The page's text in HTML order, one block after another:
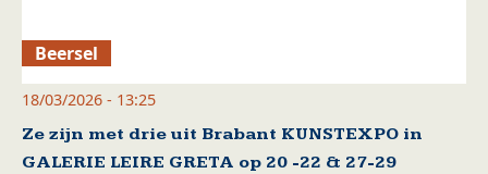
Beersel
18/03/2026 - 13:25
Ze zijn met drie uit Brabant KUNSTEXPO in
GALERIE LEIRE GRETA op 20 -22 & 27-29